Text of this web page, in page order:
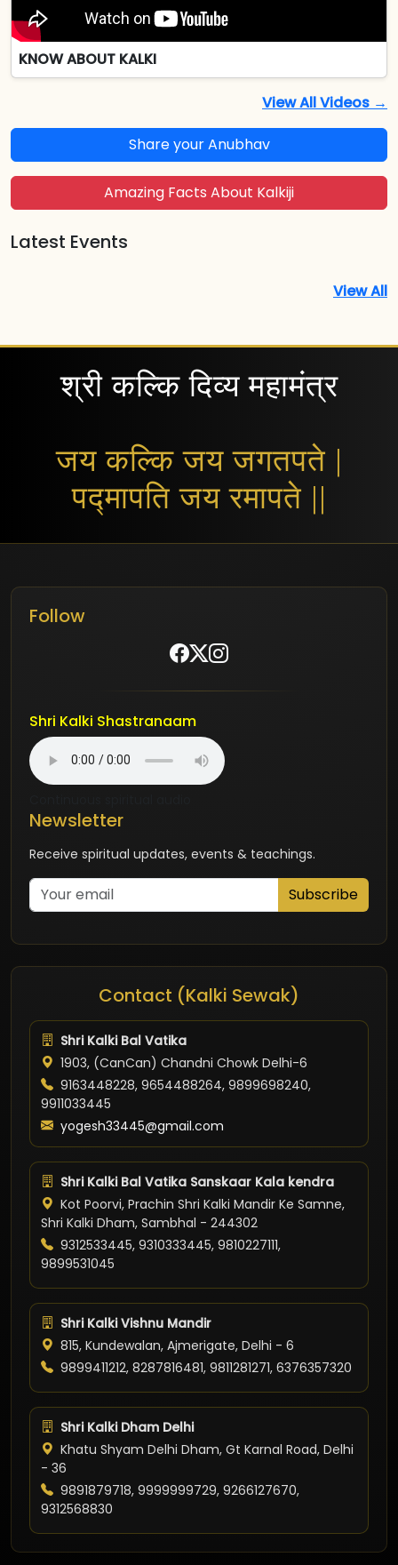
KNOW ABOUT KALKI
View All Videos →
Share your Anubhav
Amazing Facts About Kalkiji
Latest Events
View All
श्री कल्कि दिव्य महामंत्र
जय कल्कि जय जगतपते |
पद्मापति जय रमापते ||
Follow
Shri Kalki Shastranaam
Newsletter
Receive spiritual updates, events & teachings.
Subscribe
Contact (Kalki Sewak)
Shri Kalki Bal Vatika
1903, (CanCan) Chandni Chowk Delhi-6
9163448228, 9654488264, 9899698240,
9911033445
yogesh33445@gmail.com
Shri Kalki Bal Vatika Sanskaar Kala kendra
Kot Poorvi, Prachin Shri Kalki Mandir Ke Samne,
Shri Kalki Dham, Sambhal - 244302
9312533445, 9310333445, 9810227111,
9899531045
Shri Kalki Vishnu Mandir
815, Kundewalan, Ajmerigate, Delhi - 6
9899411212, 8287816481, 9811281271, 6376357320
Shri Kalki Dham Delhi
Khatu Shyam Delhi Dham, Gt Karnal Road, Delhi
- 36
9891879718, 9999999729, 9266127670,
9312568830